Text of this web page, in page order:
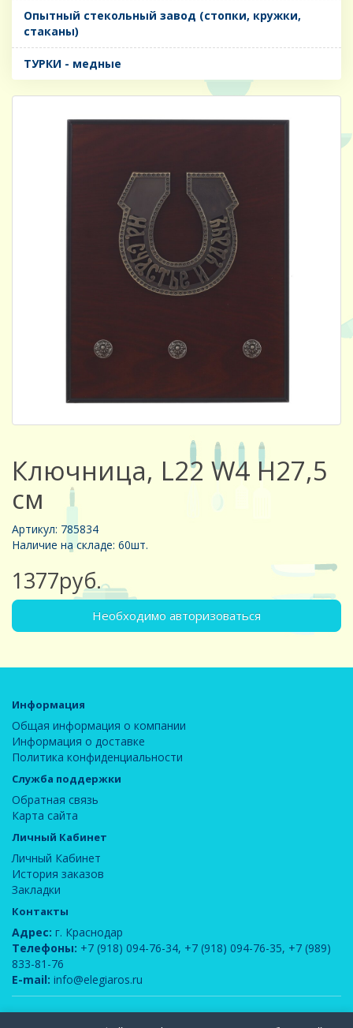
Опытный стекольный завод (стопки, кружки,
стаканы)
ТУРКИ - медные
Ключница, L22 W4 H27,5
см
Артикул: 785834
Наличие на складе: 60шт.
1377руб.
Необходимо авторизоваться
Информация
Общая информация о компании
Информация о доставке
Политика конфиденциальности
Служба поддержки
Обратная связь
Карта сайта
Личный Кабинет
Личный Кабинет
История заказов
Закладки
Контакты
Адрес: г. Краснодар
Телефоны: +7 (918) 094-76-34, +7 (918) 094-76-35, +7 (989)
833-81-76
E-mail: info@elegiaros.ru